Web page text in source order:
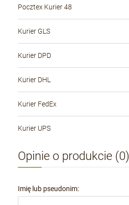
Pocztex Kurier 48
Kurier GLS
Kurier DPD
Kurier DHL
Kurier FedEx
Kurier UPS
Opinie o produkcie (0)
Imię lub pseudonim: